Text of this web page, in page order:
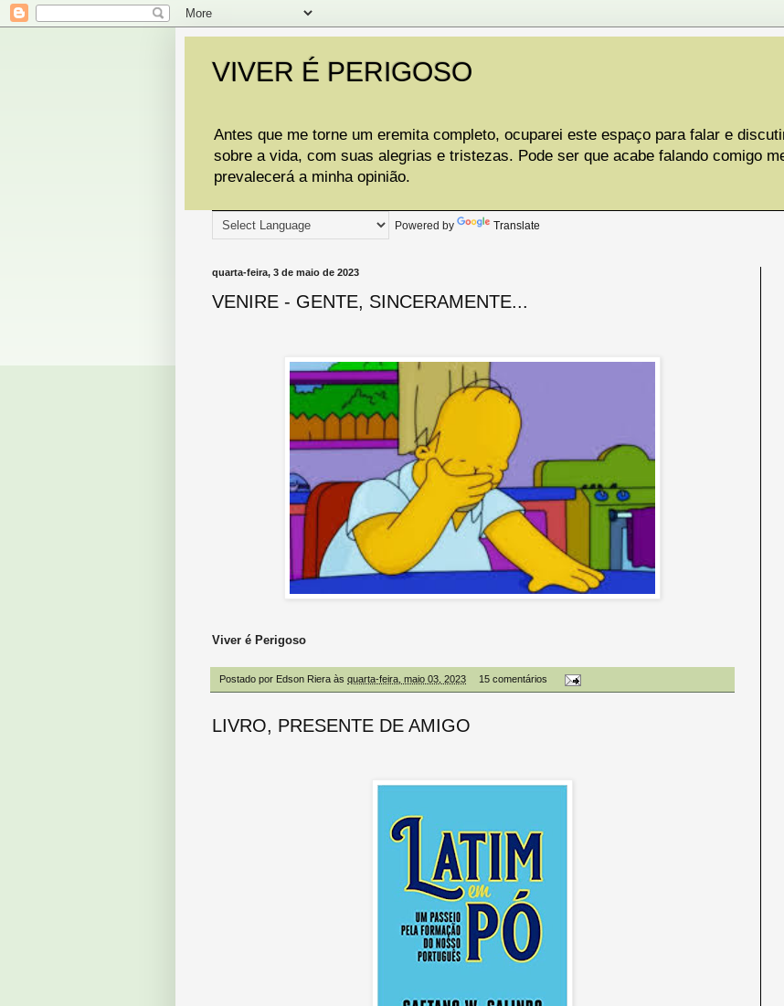
VIVER É PERIGOSO
Antes que me torne um eremita completo, ocuparei este espaço para falar e
sobre a vida, com suas alegrias e tristezas. Pode ser que acabe falando comigo
prevalecerá a minha opinião.
Powered by Translate
quarta-feira, 3 de maio de 2023
VENIRE - GENTE, SINCERAMENTE...
Viver é Perigoso
Postado por Edson Riera às quarta-feira, maio 03, 2023 15 comentários
LIVRO, PRESENTE DE AMIGO